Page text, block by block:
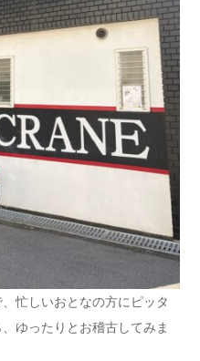
忙しいおとなの方にピッタ
ゆったりとお稽古してみま